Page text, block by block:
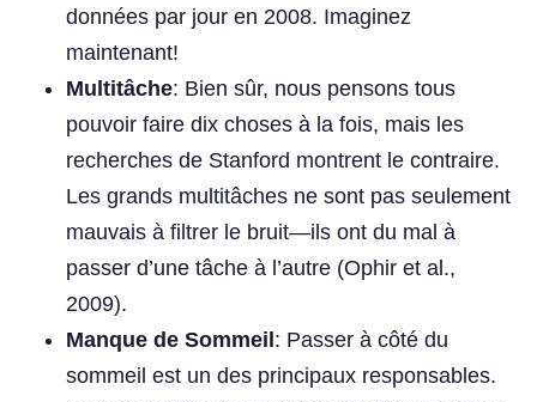
données par jour en 2008. Imaginez
maintenant!
Multitâche: Bien sûr, nous pensons tous
pouvoir faire dix choses à la fois, mais les
recherches de Stanford montrent le contraire.
Les grands multitâches ne sont pas seulement
mauvais à filtrer le bruit—ils ont du mal à
passer d’une tâche à l’autre (Ophir et al.,
2009).
Manque de Sommeil: Passer à côté du
sommeil est un des principaux responsables.